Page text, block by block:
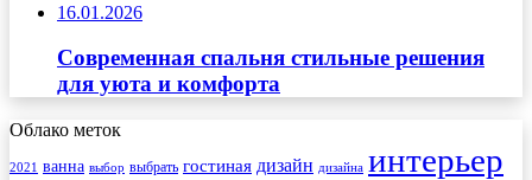
16.01.2026
Современная спальня стильные решения
для уюта и комфорта
Облако меток
2021 ванна выбор выбрать гостиная дизайн дизайна интерьер